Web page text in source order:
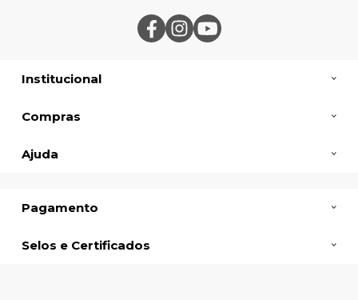
Institucional
Compras
Ajuda
Pagamento
Selos e Certificados